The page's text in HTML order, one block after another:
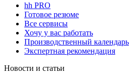
hh PRO
Готовое резюме
Все сервисы
Хочу у вас работать
Производственный календарь
Экспертная рекомендация
Новости и статьи